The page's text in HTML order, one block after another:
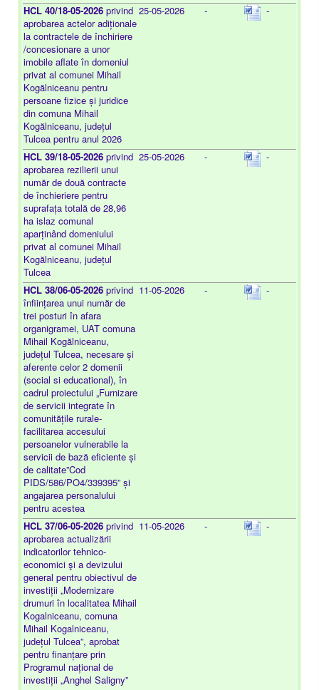
HCL 40/18-05-2026 privind
aprobarea actelor adiționale
la contractele de închiriere
/concesionare a unor
imobile aflate în domeniul
privat al comunei Mihail
Kogălniceanu pentru
persoane fizice și juridice
din comuna Mihail
Kogălniceanu, județul
Tulcea pentru anul 2026
25-05-2026 - -
HCL 39/18-05-2026 privind
aprobarea rezilierii unui
număr de două contracte
de închieriere pentru
suprafața totală de 28,96
ha islaz comunal
aparținând domeniului
privat al comunei Mihail
Kogălniceanu, județul
Tulcea
25-05-2026 - -
HCL 38/06-05-2026 privind
înființarea unui număr de
trei posturi în afara
organigramei, UAT comuna
Mihail Kogălniceanu,
județul Tulcea, necesare și
aferente celor 2 domenii
(social si educational), în
cadrul proiectului „Furnizare
de servicii integrate în
comunitățile rurale-
facilitarea accesului
persoanelor vulnerabile la
servicii de bază eficiente și
de calitate”Cod
PIDS/586/PO4/339395” și
angajarea personalului
pentru acestea
11-05-2026 - -
HCL 37/06-05-2026 privind
aprobarea actualizării
indicatorilor tehnico-
economici şi a devizului
general pentru obiectivul de
investiții „Modernizare
drumuri în localitatea Mihail
Kogalniceanu, comuna
Mihail Kogalniceanu,
județul Tulcea”, aprobat
pentru finanțare prin
Programul național de
investiții „Anghel Saligny”
11-05-2026 - -